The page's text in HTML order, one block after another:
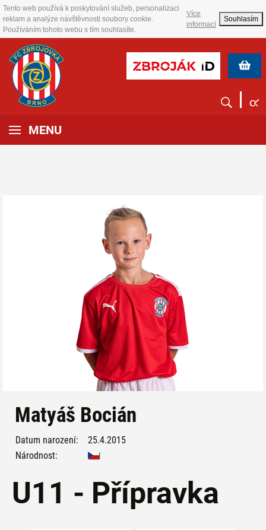
Tento web používá k poskytování služeb, personalizaci
reklam a analýze návštěvnosti soubory cookie.
Používáním tohoto webu s tím souhlasíte.
Více
informací
Souhlasím
MENU
Matyáš Bocián
Datum narození:
25.4.2015
Národnost:
U11 - Přípravka